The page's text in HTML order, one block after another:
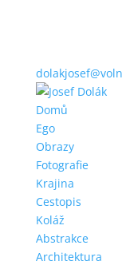
Domů
Ego
Obrazy
Fotografie
Krajina
Cestopis
Koláž
Abstrakce
Architektura